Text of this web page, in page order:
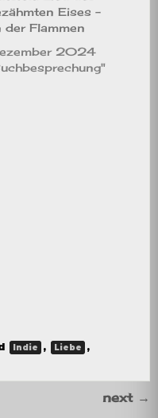
Eises –
der Flammen
2024
Indie , Liebe ,
next →